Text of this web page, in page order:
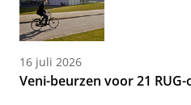
16 juli 2026
Veni-beurzen voor 21